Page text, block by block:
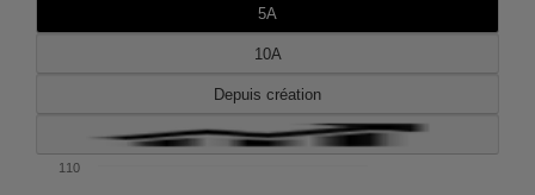
110